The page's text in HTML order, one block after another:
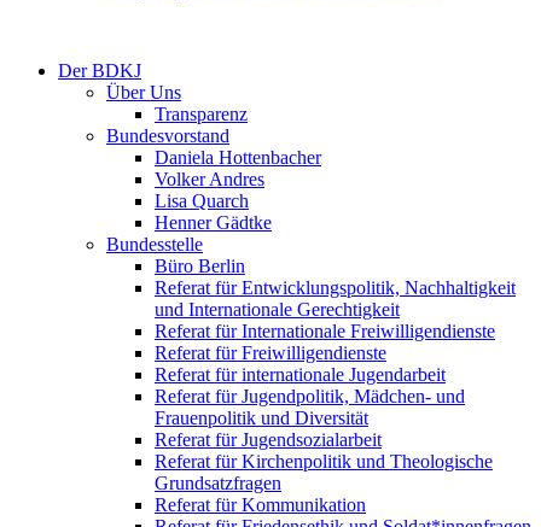
Der BDKJ
Über Uns
Transparenz
Bundesvorstand
Daniela Hottenbacher
Volker Andres
Lisa Quarch
Henner Gädtke
Bundesstelle
Büro Berlin
Referat für Entwicklungspolitik, Nachhaltigkeit
und Internationale Gerechtigkeit
Referat für Internationale Freiwilligendienste
Referat für Freiwilligendienste
Referat für internationale Jugendarbeit
Referat für Jugendpolitik, Mädchen- und
Frauenpolitik und Diversität
Referat für Jugendsozialarbeit
Referat für Kirchenpolitik und Theologische
Grundsatzfragen
Referat für Kommunikation